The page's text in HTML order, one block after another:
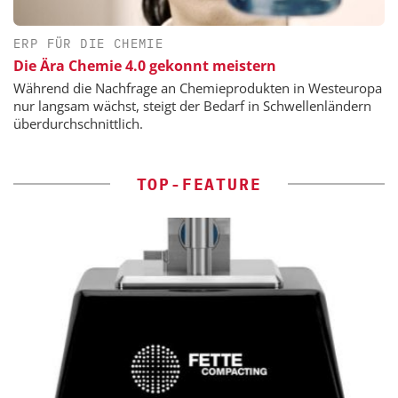
ERP FÜR DIE CHEMIE
Die Ära Chemie 4.0 gekonnt meistern
Während die Nachfrage an Chemieprodukten in Westeuropa
nur langsam wächst, steigt der Bedarf in Schwellenländern
überdurchschnittlich.
TOP-FEATURE